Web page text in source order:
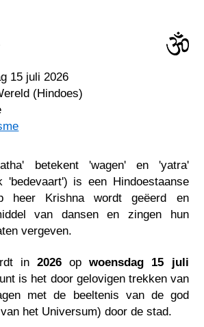
15 juli 2026
(Hindoes)
betekent 'wagen' en 'yatra'
'bedevaart') is een Hindoestaanse
heer Krishna wordt geëerd en
van dansen en zingen hun
vergeven.
in 2026 opwoensdag 15 juli
is het door gelovigen trekken van
met de beeltenis van de god
het Universum) door de stad.